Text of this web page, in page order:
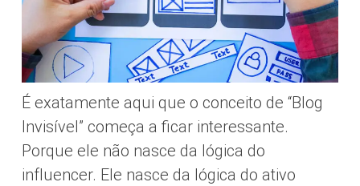
É exatamente aqui que o conceito de “Blog
Invisível” começa a ficar interessante.
Porque ele não nasce da lógica do
influencer. Ele nasce da lógica do ativo